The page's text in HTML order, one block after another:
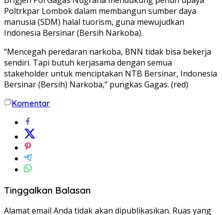
Poltrkpar Lombok dalam membangun sumber daya
manusia (SDM) halal tuorism, guna mewujudkan
Indonesia Bersinar (Bersih Narkoba).
“Mencegah peredaran narkoba, BNN tidak bisa bekerja
sendiri. Tapi butuh kerjasama dengan semua
stakeholder untuk menciptakan NTB Bersinar, Indonesia
Bersinar (Bersih) Narkoba,” pungkas Gagas. (red)
Komentar
Tinggalkan Balasan
Alamat email Anda tidak akan dipublikasikan. Ruas yang